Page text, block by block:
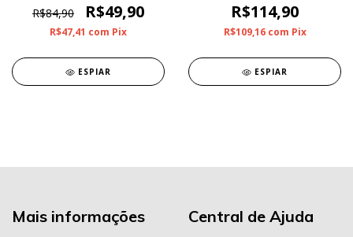
R$84,90 R$49,90
R$47,41 com Pix
ESPIAR
R$114,90
R$109,16 com Pix
ESPIAR
Mais informações Central de Ajuda